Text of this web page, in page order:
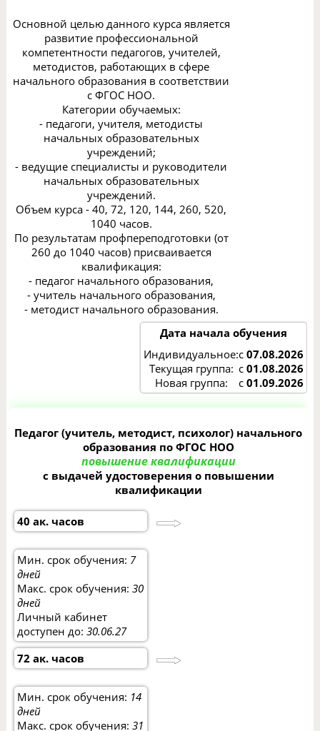
Основной целью данного курса является
развитие профессиональной
компетентности педагогов, учителей,
методистов, работающих в сфере
начального образования в соответствии
с ФГОС НОО.
Категории обучаемых:
- педагоги, учителя, методисты
начальных образовательных
учреждений;
- ведущие специалисты и руководители
начальных образовательных
учреждений.
Объем курса - 40, 72, 120, 144, 260, 520,
1040 часов.
По результатам профпереподготовки (от
260 до 1040 часов) присваивается
квалификация:
- педагог начального образования,
- учитель начального образования,
- методист начального образования.
Дата начала обучения
Индивидуальное:с07.08.2026
Текущая группа: с01.08.2026
Новая группа:
с01.09.2026
Педагог (учитель, методист, психолог) начального
образования по ФГОС НОО
повышение квалификации
с выдачей удостоверения о повышении
квалификации
40 ак. часов
Мин. срок обучения: 7
дней
Макс. срок обучения:30
дней
Личный кабинет
доступен до:30.06.27
72 ак. часов
Мин. срок обучения: 14
дней
Макс. срок обучения:31